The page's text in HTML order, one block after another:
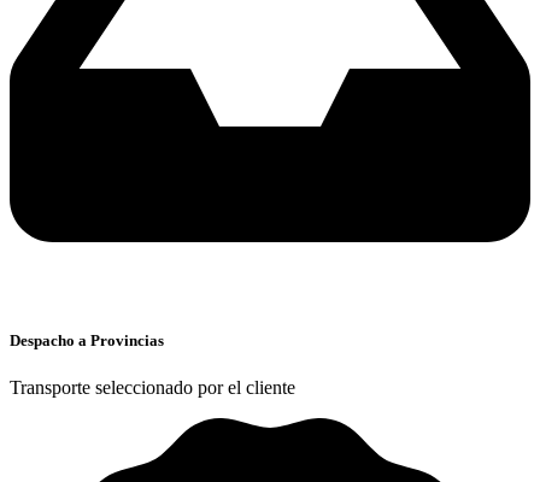
Despacho a Provincias
Transporte seleccionado por el cliente